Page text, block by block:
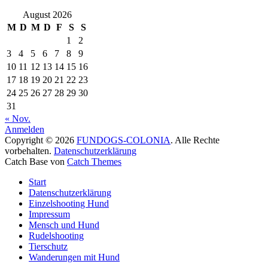
August 2026
M D M D F S
S
1
2
3
4 5 6 7 8
9
10 11 12 13 14 15 16
17 18 19 20 21 22 23
24 25 26 27 28 29 30
31
« Nov.
Anmelden
Copyright © 2026 FUNDOGS-COLONIA. Alle Rechte
vorbehalten. Datenschutzerklärung
Catch Base von Catch Themes
oben
scrollen
Start
Datenschutzerklärung
Einzelshooting Hund
Impressum
Mensch und Hund
Rudelshooting
Tierschutz
Wanderungen mit Hund